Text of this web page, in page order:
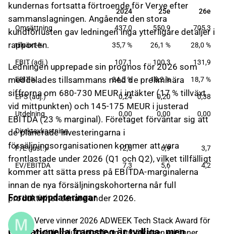
kundernas fortsatta förtroende för Verve efter
sammanslagningen. Angående den stora
kundförlusten gav ledningen inga ytterligare detaljer i
rapporten.
Ledningen upprepade sin prognos för 2026 som
meddelades tillsammans med de preliminära
siffrorna om 680-730 MEUR i intäkter (17 % tillväxt
vid mittpunkten) och 145-175 MEUR i justerad
EBITDA (23 % marginal). Företaget förväntar sig att
de planerade investeringarna i
försäljningsorganisationen kommer att vara
frontlastade under 2026 (Q1 och Q2), vilket tillfälligt
kommer att sätta press på EBITDA-marginalerna
innan de nya försäljningskohorterna når full
produktivitet senare under 2026.
Bolaget grundades 2011 och har sitt huvudkontor i
Stockholm, Sverige.
2024 25e 26e
2024 25e 26e
Omsättning 437,0 550,9 705,3
tillväxt-% 35,7 % 26,1 % 28,0 %
EBIT (adj.) 107,1 100,3 131,9
EBIT-% 24,5 % 18,2 % 18,7 %
EPS (adj.) 0,24 0,20 0,38
Utdelning 0,00 0,00 0,00
Direktavkastning
P/E (just.) 12,8 6,9 3,7
EV/EBITDA 7,3 5,6 4,2
Forum uppdateringar
Verve vinner 2026 ADWEEK Tech Stack Award för